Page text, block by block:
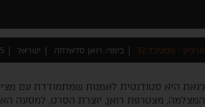
ארכיון - פסטיבל 32 בימוי: רואן סלאלחה ישראל 15
ג'נאת היא סטודנטית לאמנות שמתמודדת עם
המצלמה, מצטרפת רואן, יוצרת הסרט, למסעה